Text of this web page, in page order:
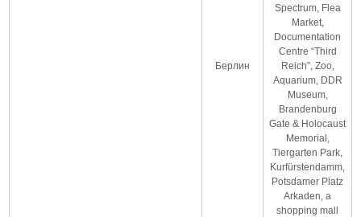
Берлин
Spectrum, Flea
Market,
Documentation
Centre “Third
Reich”, Zoo,
Aquarium, DDR
Museum,
Brandenburg
Gate & Holocaust
Memorial,
Tiergarten Park,
Kurfürstendamm,
Potsdamer Platz
Arkaden, a
shopping mall